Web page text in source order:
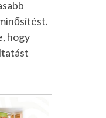
hogy